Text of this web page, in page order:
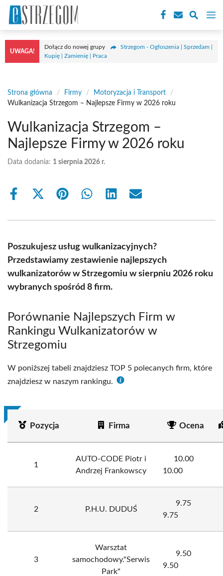
Przejdź
treści
UWAGA!
Dołącz do nowej grupy
Strzegom - Ogłoszenia | Sprzedam |
Kupię | Zamienię | Praca
Strona główna / Firmy / Motoryzacja i Transport
/
Wulkanizacja Strzegom – Najlepsze Firmy w 2026 roku
Wulkanizacja Strzegom –
Najlepsze Firmy w 2026 roku
Data dodania: 1 sierpnia 2026 r.
Share
Share
(Twitter)
Share Share Share Share
Poszukujesz usług wulkanizacyjnych?
Przedstawiamy zestawienie najlepszych
wulkanizatorów w Strzegomiu w sierpniu 2026 roku
wybranych spośród 8 firm.
Porównanie Najlepszych Firm w
Rankingu Wulkanizatorów w
Strzegomiu
W poniższej tabeli znajdziesz TOP 5 polecanych firm, które
znajdziesz w naszym rankingu.
Pozycja Firma Ocena
1
AUTO-CODE Piotr i
Andrzej Frankowscy
10.00
10.00
2 P.H.U. DUDUŚ
9.75
9.75
3
Warsztat
samochodowy."Serwis
Park"
9.50
9.50